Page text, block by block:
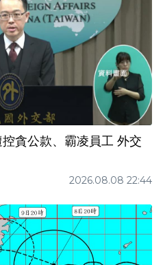
貪公款、霸凌員工 外交
2026.08.08 22:44